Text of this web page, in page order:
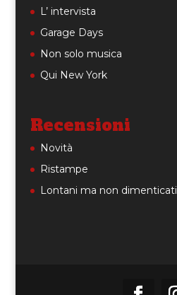
L’ intervista
Garage Days
Non solo musica
Qui New York
Recensioni
Novità
Ristampe
Lontani ma non dimenticati